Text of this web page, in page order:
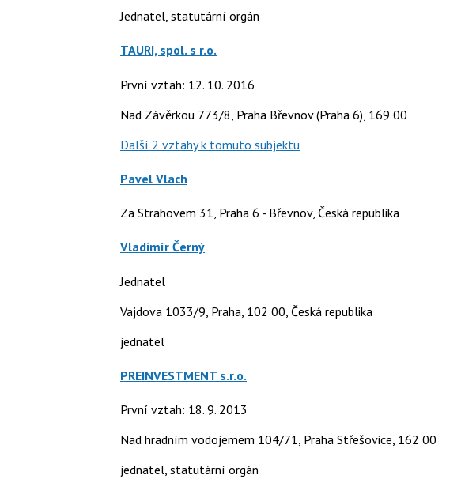
Jednatel, statutární orgán
TAURI, spol. s r.o.
První vztah: 12. 10. 2016
Nad Závěrkou 773/8, Praha Břevnov (Praha 6), 169 00
Další 2 vztahy k tomuto subjektu
Pavel Vlach
Za Strahovem 31, Praha 6 - Břevnov, Česká republika
Vladimír Černý
Jednatel
Vajdova 1033/9, Praha, 102 00, Česká republika
jednatel
PREINVESTMENT s.r.o.
První vztah: 18. 9. 2013
Nad hradním vodojemem 104/71, Praha Střešovice, 162 00
jednatel, statutární orgán